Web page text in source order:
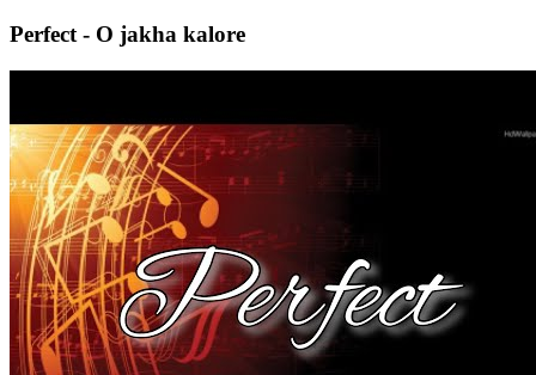
Perfect - O jakha kalore